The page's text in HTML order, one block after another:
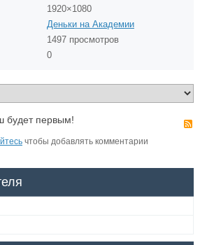
1920×1080
Деньки на Академии
1497 просмотров
0
будет первым!
чтобы добавлять комментарии